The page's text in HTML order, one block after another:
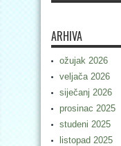
ARHIVA
ožujak 2026
veljača 2026
siječanj 2026
prosinac 2025
studeni 2025
listopad 2025